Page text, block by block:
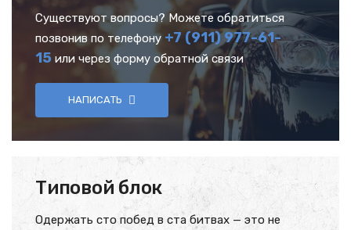
Существуют вопросы? Можете обратиться
позвонив по телефону +7 (911) 977-61-
15 или через форму обратной связи
НАПИСАТЬ
Типовой блок
Одержать сто побед в ста битвах — это не